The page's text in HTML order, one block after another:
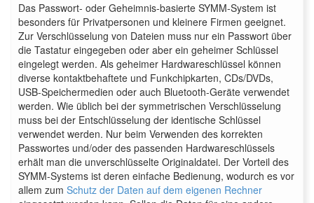
Das Passwort- oder Geheimnis-basierte SYMM-System ist
besonders für Privatpersonen und kleinere Firmen geeignet.
Zur Verschlüsselung von Dateien muss nur ein Passwort über
die Tastatur eingegeben oder aber ein geheimer Schlüssel
eingelegt werden. Als geheimer Hardwareschlüssel können
diverse kontaktbehaftete und Funkchipkarten, CDs/DVDs,
USB-Speichermedien oder auch Bluetooth-Geräte verwendet
werden. Wie üblich bei der symmetrischen Verschlüsselung
muss bei der Entschlüsselung der identische Schlüssel
verwendet werden. Nur beim Verwenden des korrekten
Passwortes und/oder des passenden Hardwareschlüssels
erhält man die unverschlüsselte Originaldatei. Der Vorteil des
SYMM-Systems ist deren einfache Bedienung, wodurch es vor
allem zum Schutz der Daten auf dem eigenen Rechner